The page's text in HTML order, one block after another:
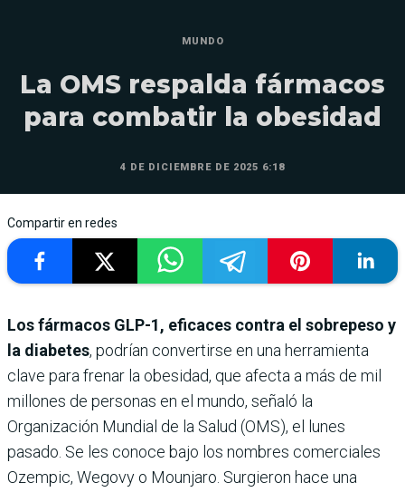
MUNDO
La OMS respalda fármacos
para combatir la obesidad
4 DE DICIEMBRE DE 2025 6:18
Compartir en redes
Los fármacos GLP-1, eficaces contra el sobrepeso y
la diabetes, podrían convertirse en una herramienta
clave para frenar la obesidad, que afecta a más de mil
millones de personas en el mundo, señaló la
Organización Mundial de la Salud (OMS), el lunes
pasado. Se les conoce bajo los nombres comerciales
Ozempic, Wegovy o Mounjaro. Surgieron hace una